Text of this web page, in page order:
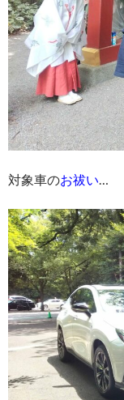
対象車のお祓い…